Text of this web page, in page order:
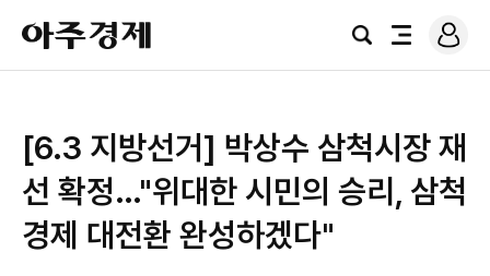
아
주
경
검
전
로
그
[6.3 지방선거] 박상수 삼척시장 재
선 확정…"위대한 시민의 승리, 삼척
경제 대전환 완성하겠다"